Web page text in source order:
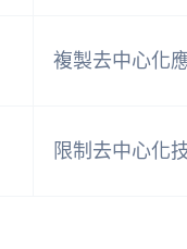
複製去中心化
限制去中心化